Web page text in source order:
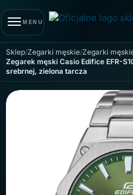
MENU
Sklep Zegarki męskie Zegarki
Zegarek męski Casio Edifice EFR-
srebrnej, zielona tarcza